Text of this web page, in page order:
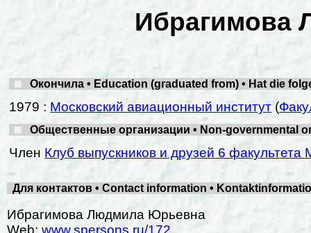
Ибрагимова
Окончила • Education (graduated from) • Hat die
1979 : Московский авиационный институт(
Общественные организации • Non-governmental
Член Клуб выпускников и друзей 6 факультета
Для контактов • Contact information •
Ибрагимова Людмила Юрьевна